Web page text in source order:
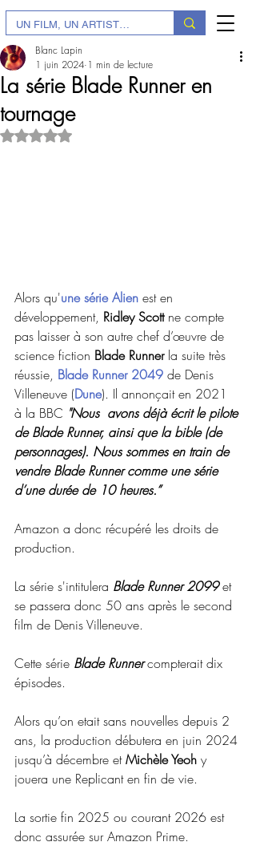
La série Blade Runner en
tournage
Blanc Lapin
1 juin 2024 1 min de lecture
Noté NaN étoiles sur 5.
Alors qu'une série Alien est en
développement, Ridley Scott ne compte
pas laisser à son autre chef d’œuvre de
science fiction Blade Runner la suite très
réussie, Blade Runner 2049 de Denis
Villeneuve (Dune). Il annonçait en 2021
à la BBC "Nous  avons déjà écrit le pilote
de Blade Runner, ainsi que la bible (de
personnages). Nous sommes en train de
vendre Blade Runner comme une série
d’une durée de 10 heures.”
Amazon a donc récupéré les droits de
production.
La série s'intitulera Blade Runner 2099 et
se passera donc 50 ans après le second
film de Denis Villeneuve.
Cette série Blade Runner compterait dix
épisodes.
Alors qu’on etait sans nouvelles depuis 2
ans, la production débutera en juin 2024
jusqu’à décembre et Michèle Yeoh y
jouera une Replicant en fin de vie.
La sortie fin 2025 ou courant 2026 est
donc assurée sur Amazon Prime.